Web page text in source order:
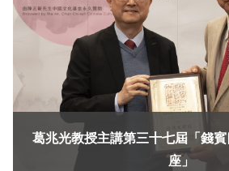
葛兆光教授主講第三十七屆「錢
座」